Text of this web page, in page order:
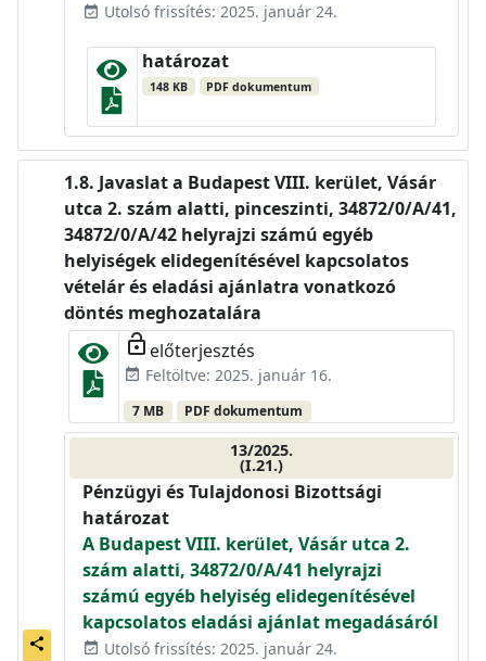
event_available Utolsó frissítés: 2025. január 24.
határozat
148 KB PDF dokumentum
share
Javaslat a Budapest VIII. kerület, Vásár
utca 2. szám alatti, pinceszinti, 34872/0/A/41,
34872/0/A/42 helyrajzi számú egyéb
helyiségek elidegenítésével kapcsolatos
vételár és eladási ajánlatra vonatkozó
döntés meghozatalára
lock_open előterjesztés
event_available Feltöltve: 2025. január 16.
7 MB PDF dokumentum
13/2025.
(I.21.)
Pénzügyi és Tulajdonosi Bizottsági
határozat
A Budapest VIII. kerület, Vásár utca 2.
szám alatti, 34872/0/A/41 helyrajzi
számú egyéb helyiség elidegenítésével
kapcsolatos eladási ajánlat megadásáról
event_available Utolsó frissítés: 2025. január 24.